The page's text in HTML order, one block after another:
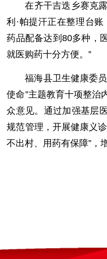
在齐干吉迭乡赛克
利·帕提汗正在整理台
药品配备达到80多种，
就医购药十分方便。”
福海县卫生健康委
使命”主题教育十项整治
众意见。通过加强基层
规范管理，开展健康义
不出村、用药有保障”，